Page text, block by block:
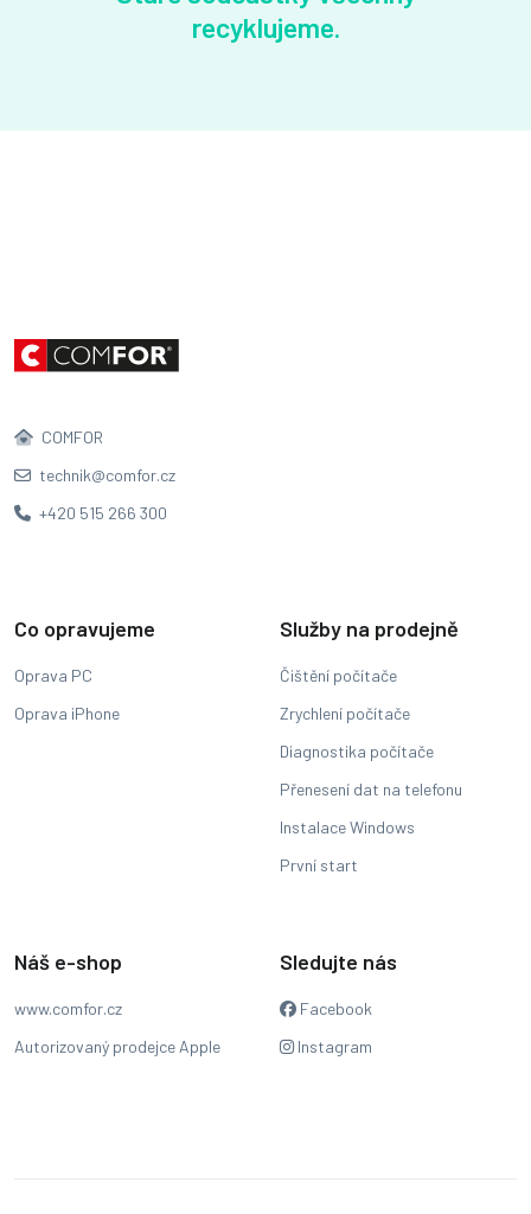
recyklujeme.
COMFOR
technik@comfor.cz
+420 515 266 300
Co opravujeme
Oprava PC
Oprava iPhone
Služby na prodejně
Čištění počítače
Zrychlení počítače
Diagnostika počítače
Přenesení dat na telefonu
Instalace Windows
První start
Náš e-shop
www.comfor.cz
Autorizovaný prodejce Apple
Sledujte nás
Facebook
Instagram